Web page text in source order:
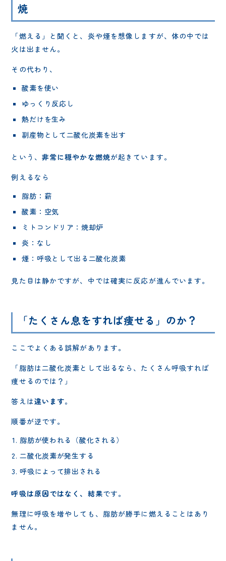
焼
「燃える」と聞くと、炎や煙を想像しますが、体の中では
火は出ません。
その代わり、
酸素を使い
ゆっくり反応し
熱だけを生み
副産物として二酸化炭素を出す
という、 非常に穏やかな燃焼が起きています。
例えるなら
脂肪：薪
酸素：空気
ミトコンドリア：焼却炉
炎：なし
煙：呼吸として出る二酸化炭素
見た目は静かですが、中では確実に反応が進んでいます。
「たくさん息をすれば痩せる」のか？
ここでよくある誤解があります。
「脂肪は二酸化炭素として出るなら、たくさん呼吸すれば
痩せるのでは？」
答えは違います。
順番が逆です。
脂肪が使われる（酸化される）
二酸化炭素が発生する
呼吸によって排出される
呼吸は原因ではなく、結果です。
無理に呼吸を増やしても、脂肪が勝手に燃えることはあり
ません。